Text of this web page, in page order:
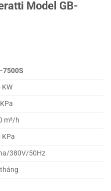
Model GB-
7500S
KW
m³/h
KPa
380V/50Hz